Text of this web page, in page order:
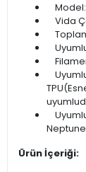
Model:
Vida
Ürün İçeriği: